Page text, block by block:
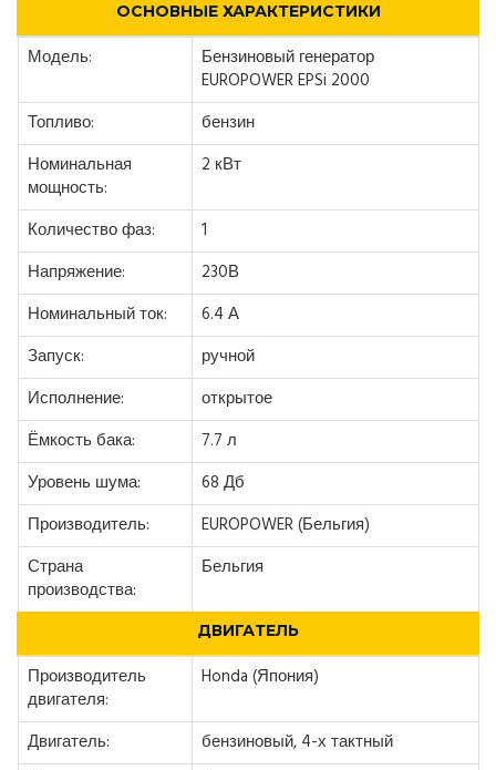
ОСНОВНЫЕ ХАРАКТЕРИСТИКИ
Модель:
Бензиновый генератор
EUROPOWER EPSi 2000
Топливо:
бензин
Номинальная
мощность:
2 кВт
Количество фаз:
1
Напряжение:
230В
Номинальный ток:
6.4 А
Запуск:
ручной
Исполнение:
открытое
Ёмкость бака:
7.7 л
Уровень шума:
68 Дб
Производитель:
EUROPOWER (Бельгия)
Страна
производства:
Бельгия
ДВИГАТЕЛЬ
Производитель
двигателя:
Honda (Япония)
Двигатель:
бензиновый, 4-х тактный